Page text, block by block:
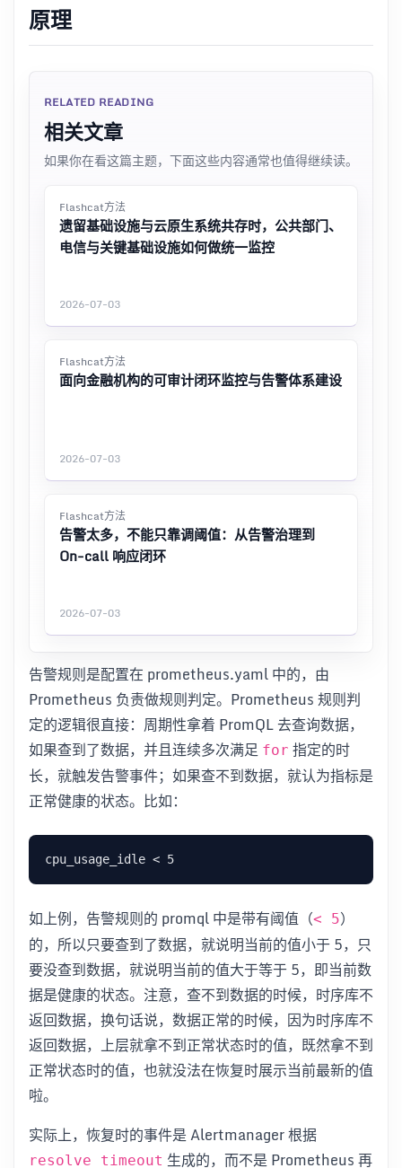
原理
RELATED READING
相关文章
如果你在看这篇主题，下面这些内容通常也值得继续读。
Flashcat方法
遗留基础设施与云原生系统共存时，公共部门、
电信与关键基础设施如何做统一监控
2026-07-03
Flashcat方法
面向金融机构的可审计闭环监控与告警体系建设
2026-07-03
Flashcat方法
告警太多，不能只靠调阈值：从告警治理到
On-call 响应闭环
2026-07-03
告警规则是配置在 prometheus.yaml 中的，由
Prometheus 负责做规则判定。Prometheus 规则判
定的逻辑很直接：周期性拿着 PromQL 去查询数据，
如果查到了数据，并且连续多次满足 for 指定的时
长，就触发告警事件；如果查不到数据，就认为指标是
正常健康的状态。比如：
如上例，告警规则的 promql 中是带有阈值（< 5）
的，所以只要查到了数据，就说明当前的值小于 5，只
要没查到数据，就说明当前的值大于等于 5，即当前数
据是健康的状态。注意，查不到数据的时候，时序库不
返回数据，换句话说，数据正常的时候，因为时序库不
返回数据，上层就拿不到正常状态时的值，既然拿不到
正常状态时的值，也就没法在恢复时展示当前最新的值
啦。
实际上，恢复时的事件是 Alertmanager 根据
resolve_timeout 生成的，而不是 Prometheus 再